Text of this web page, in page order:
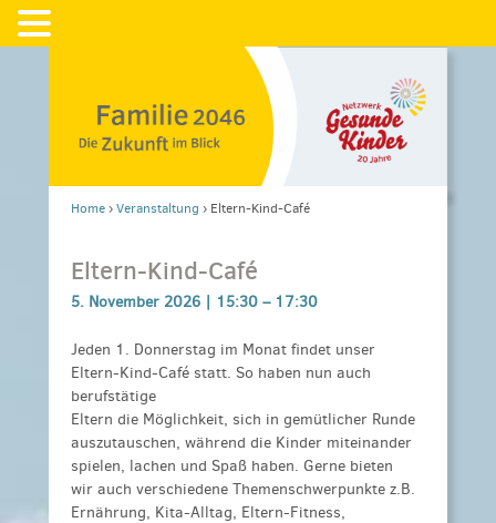
Home›Veranstaltung › Eltern-Kind-Café
Eltern-Kind-Café
5. November 2026 | 15:30 – 17:30
Jeden 1. Donnerstag im Monat findet unser
Eltern-Kind-Café statt. So haben nun auch
berufstätige
Eltern die Möglichkeit, sich in gemütlicher Runde
auszutauschen, während die Kinder miteinander
spielen, lachen und Spaß haben. Gerne bieten
wir auch verschiedene Themenschwerpunkte z.B.
Ernährung, Kita-Alltag, Eltern-Fitness,